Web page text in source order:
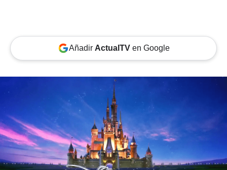
Añadir ActualTVen Google